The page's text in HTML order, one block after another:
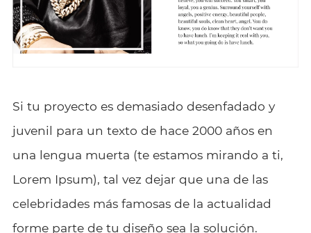
Si tu proyecto es demasiado desenfadado y
juvenil para un texto de hace 2000 años en
una lengua muerta (te estamos mirando a ti,
Lorem Ipsum), tal vez dejar que una de las
celebridades más famosas de la actualidad
forme parte de tu diseño sea la solución.